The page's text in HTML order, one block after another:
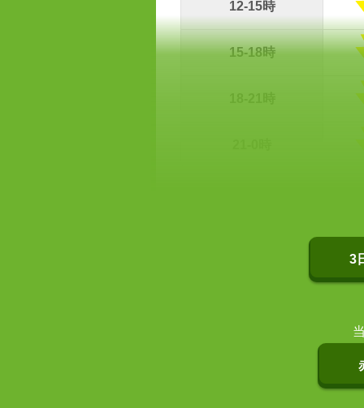
12-15時
15-18時
3